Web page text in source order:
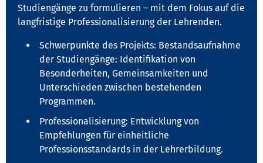
Studiengänge zu formulieren – mit dem Fokus auf die
langfristige Professionalisierung der Lehrenden.
Schwerpunkte des Projekts: Bestandsaufnahme
der Studiengänge: Identifikation von
Besonderheiten, Gemeinsamkeiten und
Unterschieden zwischen bestehenden
Programmen.
Professionalisierung: Entwicklung von
Empfehlungen für einheitliche
Professionsstandards in der Lehrerbildung.